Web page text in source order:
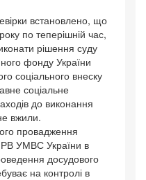
встановлено, що
по теперішній час,
рішення суду
фонду України
соціального внеску
соціальне
до виконання
вжили.
провадження
РВ УМВС України в
досудового
на контролі в